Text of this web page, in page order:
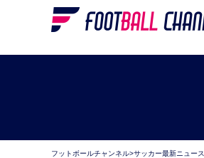
フットボールチャンネル>サッカー最新ニュース